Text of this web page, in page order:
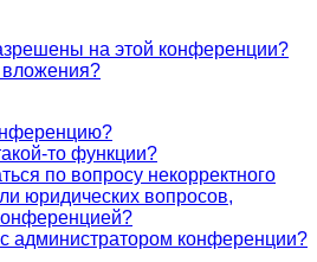
на этой конференции?
вложения?
то функции?
по вопросу некорректного
юридических вопросов,
с администратором конференции?